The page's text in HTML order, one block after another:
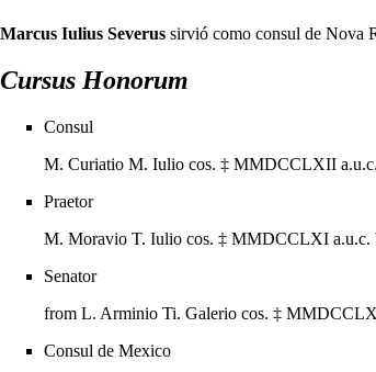
Marcus Iulius Severus sirvió como consul de Nova
Cursus Honorum
Consul
M. Curiatio M. Iulio cos. ‡ MMDCCLXII a.u.c.
Praetor
M. Moravio T. Iulio cos. ‡ MMDCCLXI a.u.c.
Senator
from L. Arminio Ti. Galerio cos. ‡ MMDCCLX
Consul de Mexico